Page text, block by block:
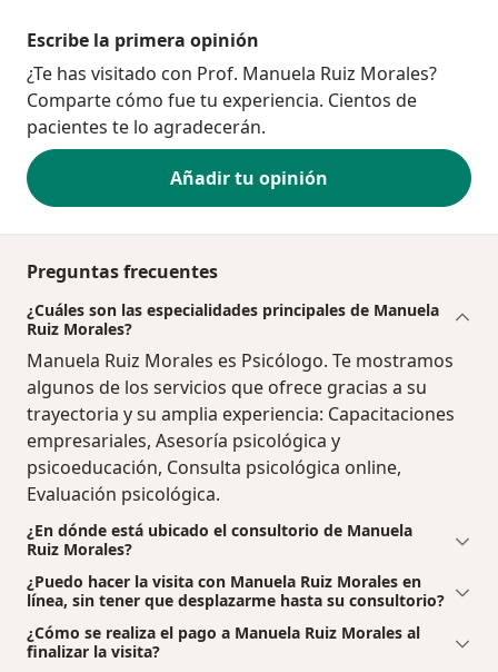
Escribe la primera opinión
¿Te has visitado con Prof. Manuela Ruiz Morales?
Comparte cómo fue tu experiencia. Cientos de
pacientes te lo agradecerán.
Añadir tu opinión
Preguntas frecuentes
¿Cuáles son las especialidades principales de Manuela
Ruiz Morales?
Manuela Ruiz Morales es Psicólogo. Te mostramos
algunos de los servicios que ofrece gracias a su
trayectoria y su amplia experiencia: Capacitaciones
empresariales, Asesoría psicológica y
psicoeducación, Consulta psicológica online,
Evaluación psicológica.
¿En dónde está ubicado el consultorio de Manuela
Ruiz Morales?
¿Puedo hacer la visita con Manuela Ruiz Morales en
línea, sin tener que desplazarme hasta su consultorio?
¿Cómo se realiza el pago a Manuela Ruiz Morales al
finalizar la visita?